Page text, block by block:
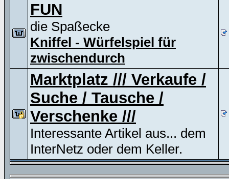
FUN
die Spaßecke
Kniffel - Würfelspiel für
zwischendurch
Marktplatz /// Verkaufe /
Suche / Tausche /
Verschenke ///
Interessante Artikel aus... dem
InterNetz oder dem Keller.